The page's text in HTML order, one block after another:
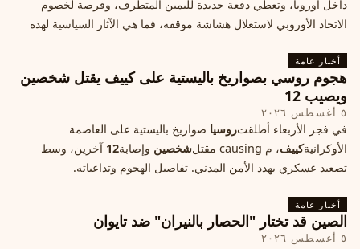
داخل أوروبا، وتعطي دفعة جديدة لليمين المتطرف، وفرصة لخصوم
الاتحاد الأوروبي لاستغلال هشاشة موقفه، فما هي الآثار السياسية لهذه
أخبار عامة
هجوم روسي بصواريخ باليستية على كييف يقتل شخصين
ويصيب 12
٥ أغسطس ٢٠٢٦
في فجر الأربعاء أطلقتروسيا صواريخ باليستية على العاصمة
الأوكرانيةكييف، م causing مقتل شخصين وإصابة12 آخرين، وسط
تصعيد عسكري يهدد الأمن المدني. تفاصيل الهجوم وتداعياته.
أخبار عامة
الصين قد تختار "الحصار بالنيران" ضد تايوان
٥ أغسطس ٢٠٢٦